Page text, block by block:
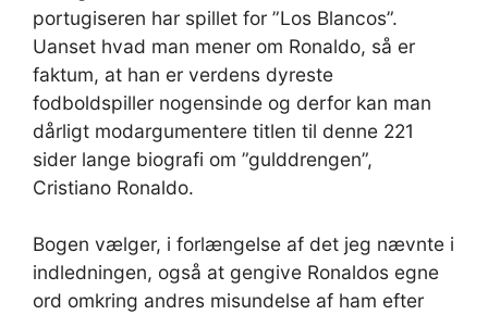
portugiseren har spillet for ”Los Blancos”.
Uanset hvad man mener om Ronaldo, så er
faktum, at han er verdens dyreste
fodboldspiller nogensinde og derfor kan man
dårligt modargumentere titlen til denne 221
sider lange biografi om ”gulddrengen”,
Cristiano Ronaldo.
Bogen vælger, i forlængelse af det jeg nævnte i
indledningen, også at gengive Ronaldos egne
ord omkring andres misundelse af ham efter